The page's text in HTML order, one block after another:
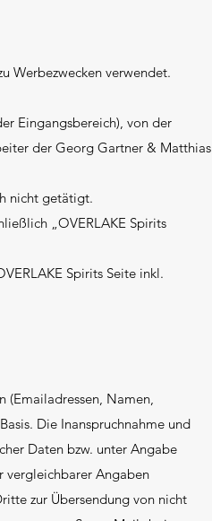
Werbezwecken verwendet.
Eingangsbereich), von der
der Georg Gartner & Matthias
nicht getätigt.
„OVERLAKE Spirits
Spirits Seite inkl.
(Emailadressen, Namen,
Die Inanspruchnahme und
Daten bzw. unter Angabe
vergleichbarer Angaben
zur Übersendung von nicht